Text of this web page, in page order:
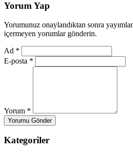
Yorum Yap
Yorumunuz onaylandıktan sonra
içermeyen yorumlar gönderin.
Ad *
E-posta *
Yorum *
Yorumu Gönder
Kategoriler